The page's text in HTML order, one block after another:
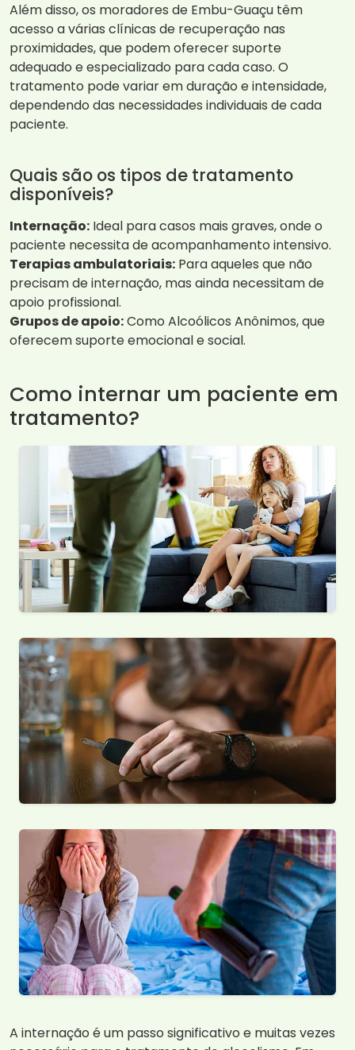
Além disso, os moradores de Embu-Guaçu têm
acesso a várias clínicas de recuperação nas
proximidades, que podem oferecer suporte
adequado e especializado para cada caso. O
tratamento pode variar em duração e intensidade,
dependendo das necessidades individuais de cada
paciente.
Quais são os tipos de tratamento
disponíveis?
Internação: Ideal para casos mais graves, onde o
paciente necessita de acompanhamento intensivo.
Terapias ambulatoriais: Para aqueles que não
precisam de internação, mas ainda necessitam de
apoio profissional.
Grupos de apoio:Como Alcoólicos Anônimos, que
oferecem suporte emocional e social.
Como internar um paciente em
tratamento?
A internação é um passo significativo e muitas vezes